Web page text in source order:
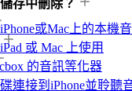
或Mac上的本機
或 Mac 上使用
的音訊等化器
連接到iPhone並聆聽
存中刪除？